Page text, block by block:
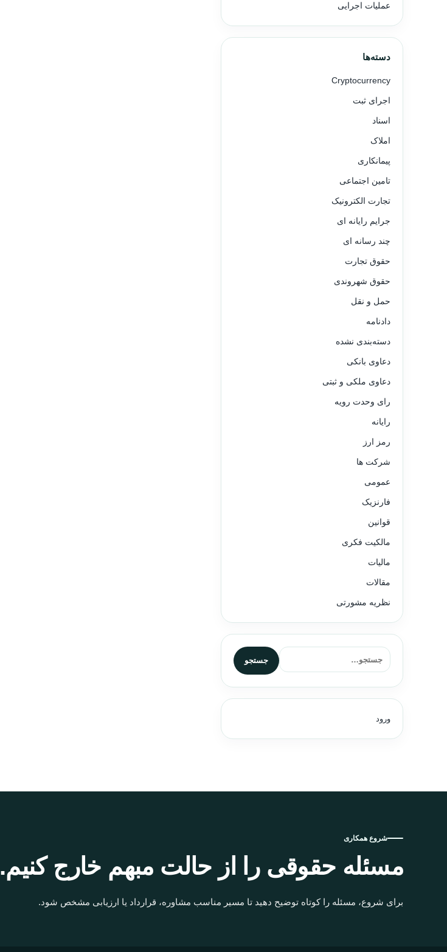
عملیات اجرایی
دسته‌ها
Cryptocurrency
اجرای ثبت
اسناد
املاک
پیمانکاری
تامین اجتماعی
تجارت الکترونیک
جرایم رایانه ای
چند رسانه ای
حقوق تجارت
حقوق شهروندی
حمل و نقل
دادنامه
دسته‌بندی نشده
دعاوی بانکی
دعاوی ملکی و ثبتی
رای وحدت رویه
رایانه
رمز ارز
شرکت ها
عمومی
فارنزیک
قوانین
مالکیت فکری
مالیات
مقالات
نظریه مشورتی
جستجو برای:
جستجو
ورود
شروع همکاری
مسئله حقوقی را از حالت مبهم خارج کنیم.
برای شروع، مسئله را کوتاه توضیح دهید تا مسیر مناسب مشاوره، قرارداد یا ارزیابی مشخص شود.